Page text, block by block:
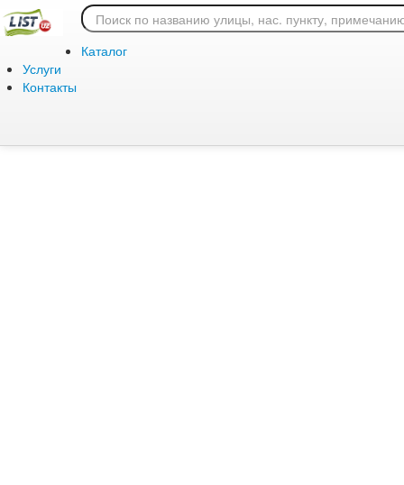
Каталог
Услуги
Контакты
Ошибка 404: страница